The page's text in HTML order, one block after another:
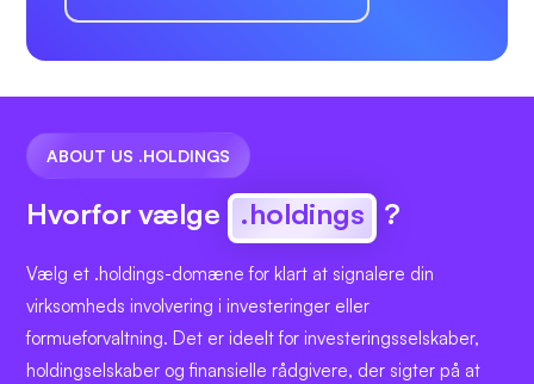
ABOUT US .HOLDINGS
Hvorfor vælge .holdings ?
Vælg et .holdings-domæne for klart at signalere din
virksomheds involvering i investeringer eller
formueforvaltning. Det er ideelt for investeringsselskaber,
holdingselskaber og finansielle rådgivere, der sigter på at